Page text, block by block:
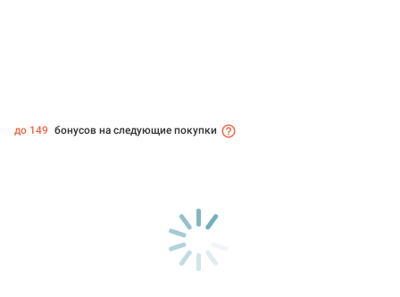
до 149 бонусов на следующие покупки